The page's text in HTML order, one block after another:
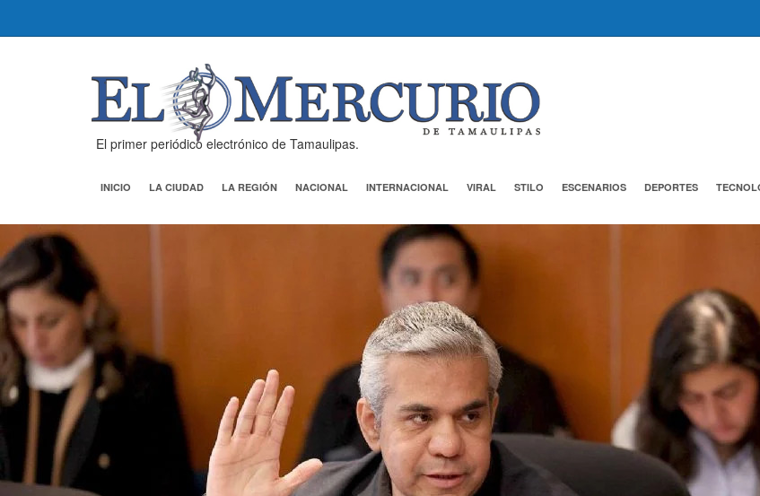
El primer periódico electrónico de Tamaulipas.
INICIO LA CIUDAD LA REGIÓN NACIONAL INTERNACIONAL VIRAL STILO ESCENARIOS DEPORTES